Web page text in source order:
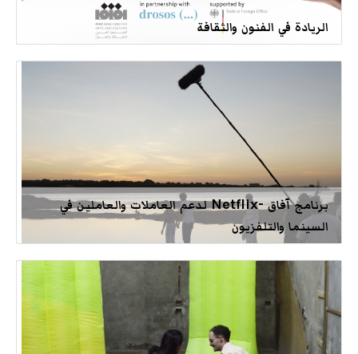
الريادة في الفنون والثقافة
برنامج آفاق -Netflix لدعم العاملات والعاملين في
السينما والتلفزيون